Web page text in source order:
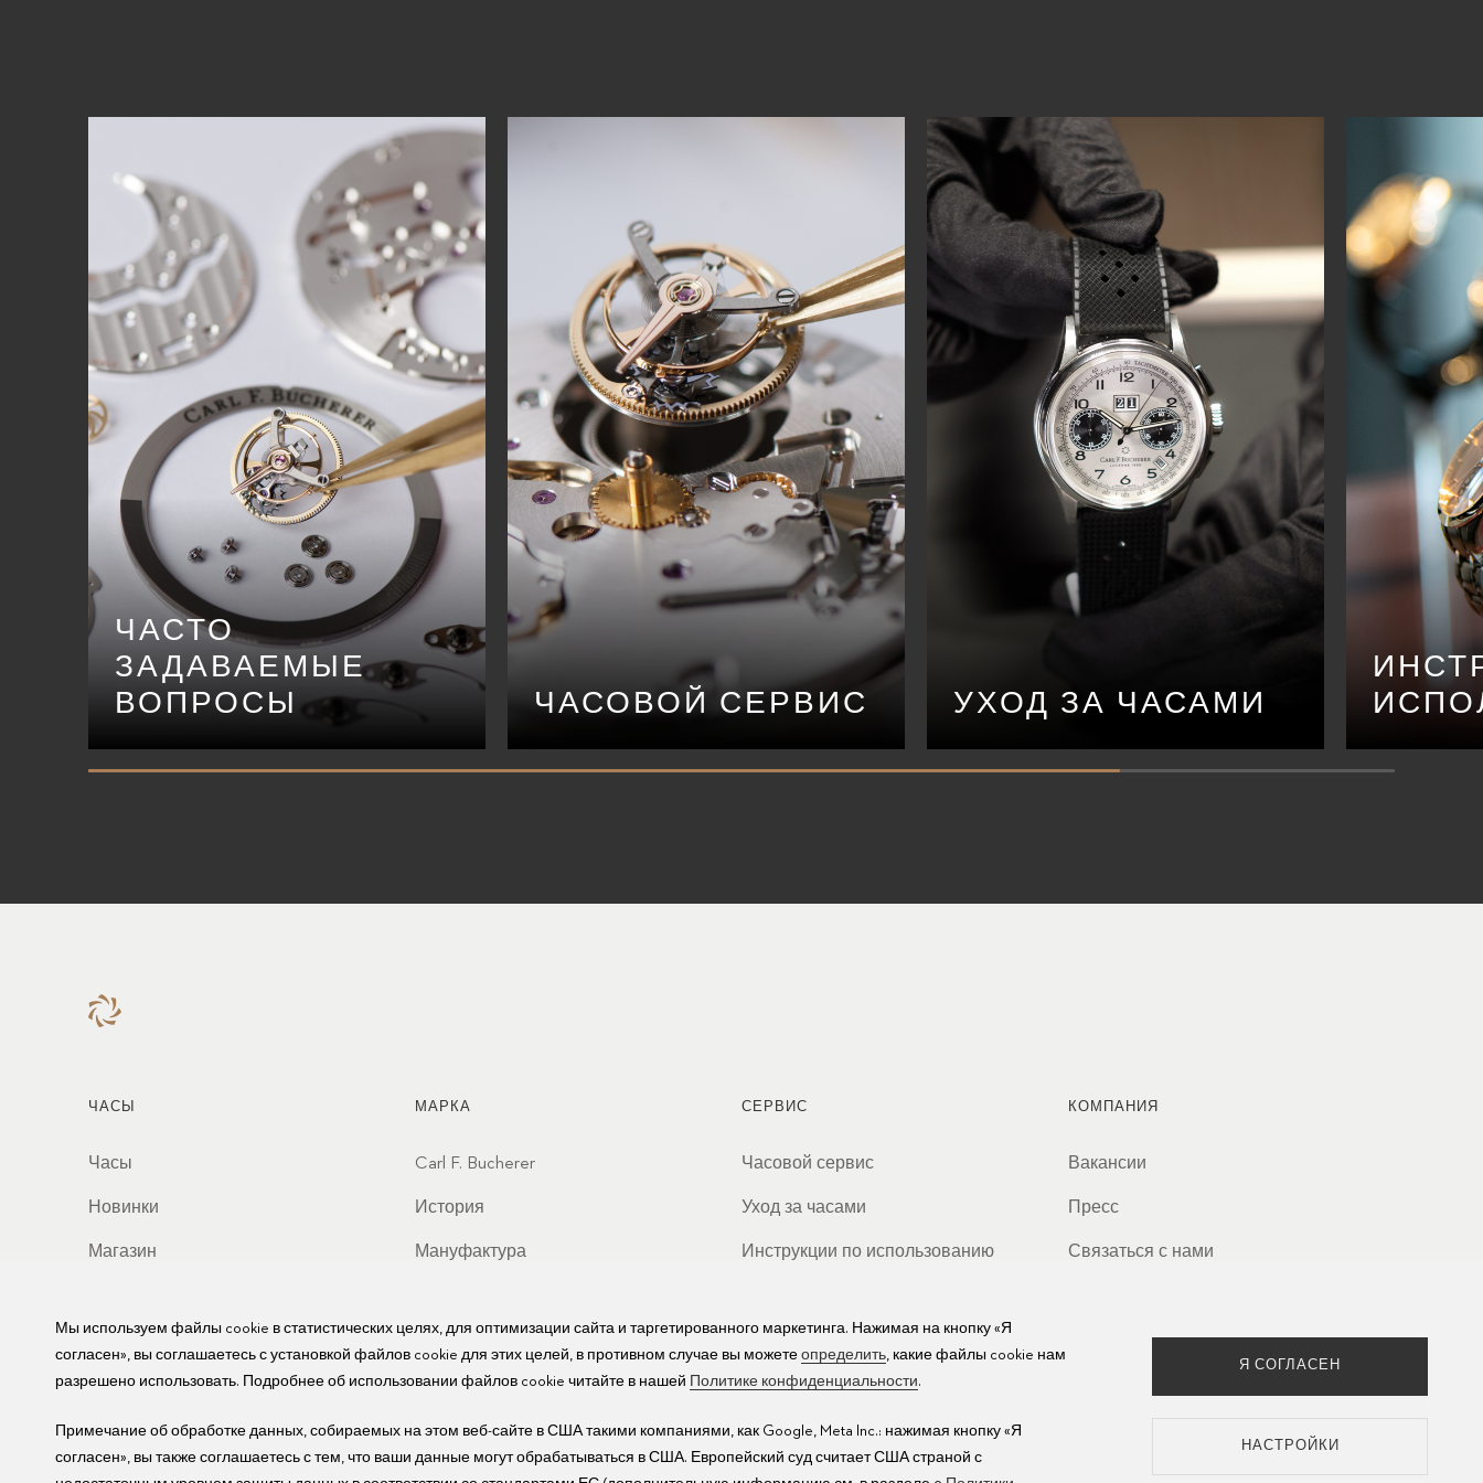
ЧАСТО
ЗАДАВАЕМЫЕ
ВОПРОСЫ
ЧАСОВОЙ СЕРВИС УХОД ЗА ЧАСАМИ
ЧАСЫ
Часы
Новинки
Магазин
МАРКА
Carl F. Bucherer
История
Мануфактура
Ценности
СЕРВИС
Часовой сервис
Уход за часами
Инструкции по использованию
Сервисные центры
КОМПАНИЯ
Вакансии
Пресс
Связаться с нами
Мы используем файлы cookie в статистических целях, для оптимизации сайта и таргетированного маркетинга. Нажимая на кнопку «Я
согласен», вы соглашаетесь с установкой файлов cookie для этих целей, в противном случае вы можете определить, какие файлы cookie нам
разрешено использовать. Подробнее об использовании файлов cookie читайте в нашей
Политике конфиденциальности.
Примечание об обработке данных, собираемых на этом веб-сайте в США такими компаниями, как Google, Meta Inc.: нажимая кнопку «Я
согласен», вы также соглашаетесь с тем, что ваши данные могут обрабатываться в США. Европейский суд считает США страной с
Я СОГЛАСЕН
НАСТРОЙКИ